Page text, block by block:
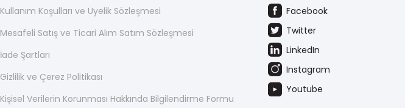
Kullanım Koşulları ve Üyelik Sözleşmesi
Mesafeli Satış ve Ticari Alım Satım Sözleşmesi
İade Şartları
Gizlilik ve Çerez Politikası
Kişisel Verilerin Korunması Hakkında Bilgilendirme Formu
Facebook
Twitter
LinkedIn
Instagram
Youtube